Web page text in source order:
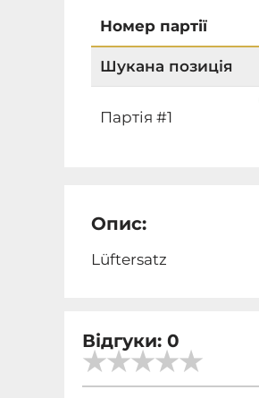
Номер партії
Шукана позиція
Партія #1
Опис:
Lüftersatz
Відгуки: 0